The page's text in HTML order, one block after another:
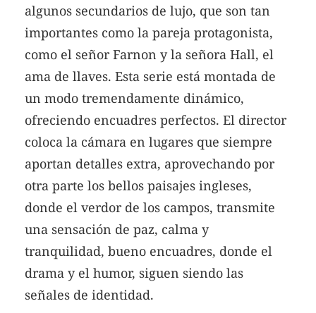
algunos secundarios de lujo, que son tan
importantes como la pareja protagonista,
como el señor Farnon y la señora Hall, el
ama de llaves. Esta serie está montada de
un modo tremendamente dinámico,
ofreciendo encuadres perfectos. El director
coloca la cámara en lugares que siempre
aportan detalles extra, aprovechando por
otra parte los bellos paisajes ingleses,
donde el verdor de los campos, transmite
una sensación de paz, calma y
tranquilidad, bueno encuadres, donde el
drama y el humor, siguen siendo las
señales de identidad.